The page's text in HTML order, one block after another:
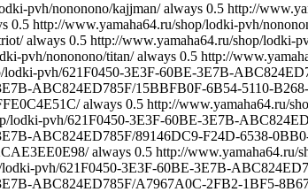
pvh/nononono/kajjman/ always 0.5 http://
0.5 http://www.yamaha64.ru/shop/lodki-pvh/
always 0.5 http://www.yamaha64.ru/shop/lodki-
pvh/nononono/titan/ always 0.5 http://
lodki-pvh/621F0450-3E3F-60BE-3E7B-
ABC824ED785F/15BBFB0F-6B54-5110-
always 0.5 http://www.yamaha64.ru/
lodki-pvh/621F0450-3E3F-60BE-3E7B-
ABC824ED785F/89146DC9-F24D-6538-
always 0.5 http://www.yamaha64.ru/
lodki-pvh/621F0450-3E3F-60BE-3E7B-
ABC824ED785F/A7967A0C-2FB2-1BF5-